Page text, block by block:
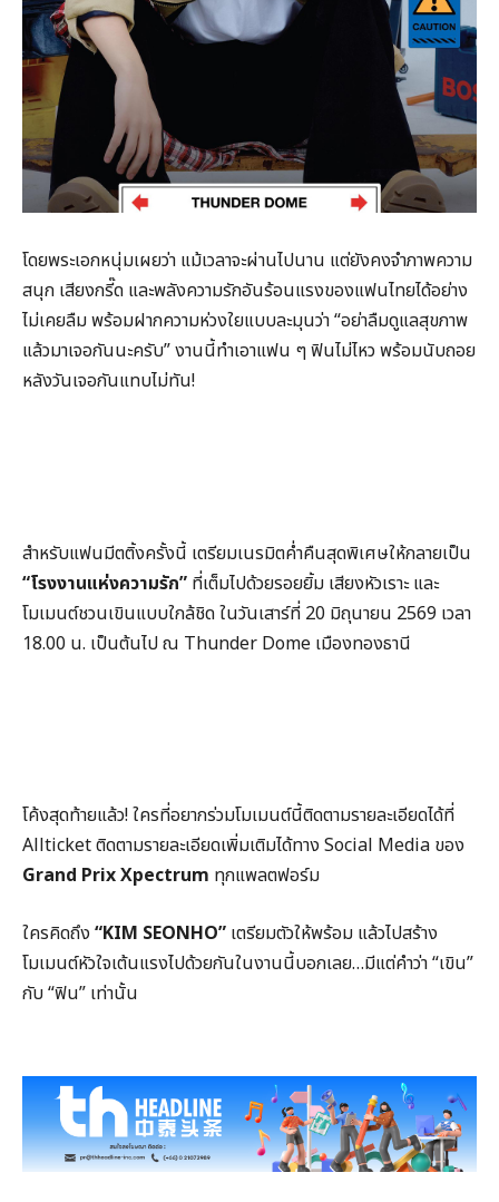
โดยพระเอกหนุ่มเผยว่า แม้เวลาจะผ่านไปนาน แต่ยังคงจำภาพความ
สนุก เสียงกรี๊ด และพลังความรักอันร้อนแรงของแฟนไทยได้อย่าง
ไม่เคยลืมพร้อมฝากความห่วงใยแบบละมุนว่า“อย่าลืมดูแลสุขภาพ
แล้วมาเจอกันนะครับ”งานนี้ทำเอาแฟน ๆฟินไม่ไหว พร้อมนับถอย
หลังวันเจอกันแทบไม่ทัน!
สำหรับแฟนมีตติ้งครั้งนี้ เตรียมเนรมิตค่ำคืนสุดพิเศษให้กลายเป็น
“โรงงานแห่งความรัก” ที่เต็มไปด้วยรอยยิ้ม เสียงหัวเราะ และ
โมเมนต์ชวนเขินแบบใกล้ชิดในวันเสาร์ที่ 20 มิถุนายน 2569 เวลา
18.00 น. เป็นต้นไปณ Thunder Dome เมืองทองธานี
โค้งสุดท้ายแล้ว!ใครที่อยากร่วมโมเมนต์นี้ติดตามรายละเอียดได้ที่
Allticketติดตามรายละเอียดเพิ่มเติมได้ทาง Social Media ของ
Grand Prix Xpectrum ทุกแพลตฟอร์ม
ใครคิดถึง “KIM SEONHO” เตรียมตัวให้พร้อม แล้วไปสร้าง
โมเมนต์หัวใจเต้นแรงไปด้วยกันในงานนี้บอกเลย…มีแต่คำว่า“เขิน”
กับ“ฟิน” เท่านั้น